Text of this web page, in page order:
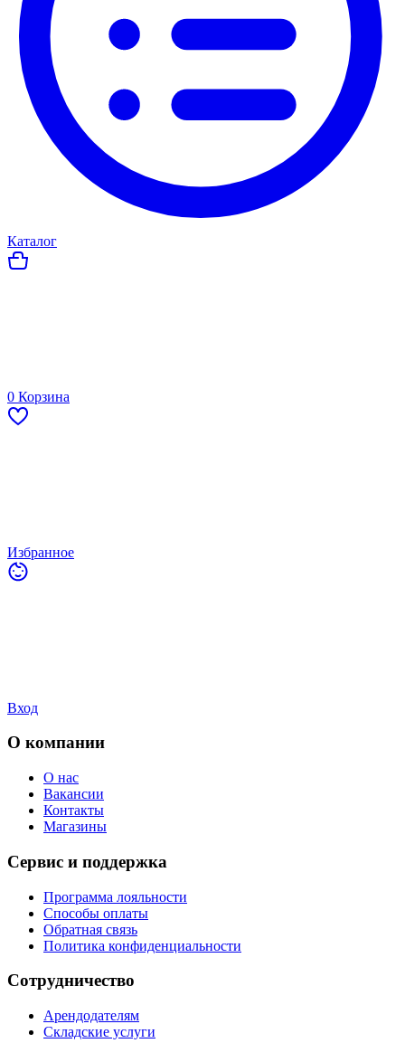
Каталог
0 Корзина
Избранное
Вход
О компании
О нас
Вакансии
Контакты
Магазины
Сервис и поддержка
Программа лояльности
Способы оплаты
Обратная связь
Политика конфиденциальности
Сотрудничество
Арендодателям
Складские услуги